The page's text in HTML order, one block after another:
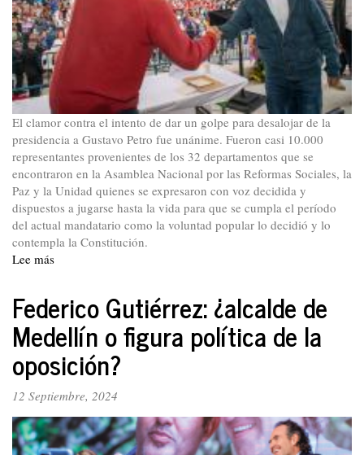
El clamor contra el intento de dar un golpe para desalojar de la
presidencia a Gustavo Petro fue unánime. Fueron casi 10.000
representantes provenientes de los 32 departamentos que se
encontraron en la Asamblea Nacional por las Reformas Sociales, la
Paz y la Unidad quienes se expresaron con voz decidida y
dispuestos a jugarse hasta la vida para que se cumpla el período
del actual mandatario como la voluntad popular lo decidió y lo
contempla la Constitución.
Lee más
en
la
ANP:
¡No
pasarán!
Federico Gutiérrez: ¿alcalde de
Medellín o figura política de la
oposición?
12 Septiembre, 2024